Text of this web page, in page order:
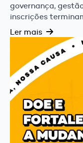
governança,
inscrições
Ler mais